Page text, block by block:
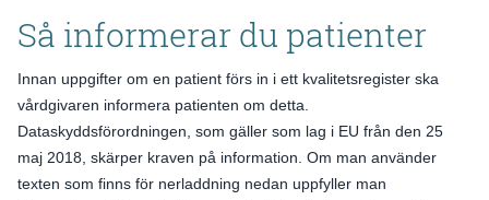
Så informerar du patienter
Innan uppgifter om en patient förs in i ett kvalitetsregister ska
vårdgivaren informera patienten om detta.
Dataskyddsförordningen, som gäller som lag i EU från den 25
maj 2018, skärper kraven på information. Om man använder
texten som finns för nerladdning nedan uppfyller man